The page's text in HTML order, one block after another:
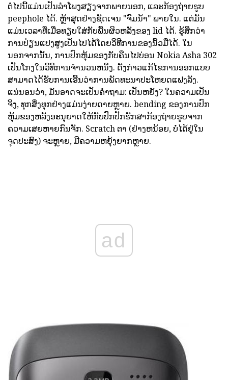
ຕໍ່ໄປນີ້ແມ່ນເປັນລໍາໂພງສຽງຈາກພາຍນອກ, ແລະກ້ອງຖ່າຍຮູບ
peephole ໄດ້. ຫຼ້າສຸດຢ່າງຊັດເຈນ "ຈົມນ້ໍາ" ພາຍໃນ. ແຕ່ມັນ
ແມ່ນເວລາທີ່ເມື່ອທຽບໃສ່ກັບພື້ນຜິວຫລັງຂອງ lid ໄດ້. ຮູ້ສຶກວ່າ
ການປ່ຽນແປງສູງເປັນໄປໄດ້ໂດຍວິທີການຂອງນິ້ວມືໄດ້. ໃນ
ນອກຈາກນັ້ນ, ການປົກຫຸ້ມຂອງກັບຄືນໄປບ່ອນ Nokia Asha 302
ເປັນໂກງໃນວິທີການຈໍານວນຫນຶ່ງ. ດັ່ງກ່າວແກ້ໄຂການອອກແບບ
ສາມາດໄດ້ຮັບການເອີ້ນວ່າການພັດທະນາປະໂຫຍດແຟງລັງ.
ແນ່ນອນວ່າ, ມັນອາດຈະເປັນຄໍາຖາມ: ເປັນຫຍັງ? ໃນຄວາມເປັນ
ຈິງ, ທຸກສິ່ງທຸກຢ່າງແມ່ນງ່າຍດາຍຫຼາຍ. bending ຂອງການປົກ
ຫຸ້ມຂອງຫລັງອະນຸຍາດໃຫ້ກັບປົກປັກຮັກສາກ້ອງຖ່າຍຮູບຈາກ
ຄວາມເສຍຫາຍກົນຈັກ. Scratch ຕາ (ຢ່າງຫນ້ອຍ, ບໍ່ໄດ້ຢູ່ໃນ
ຈຸດປະສົງ) ຈະຫຼາຍ, ມີຄວາມຫຍຸ້ງຍາກຫຼາຍ.
ad